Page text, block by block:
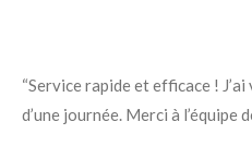
“Service rapide et efficace !
d’une journée. Merci à l’équipe